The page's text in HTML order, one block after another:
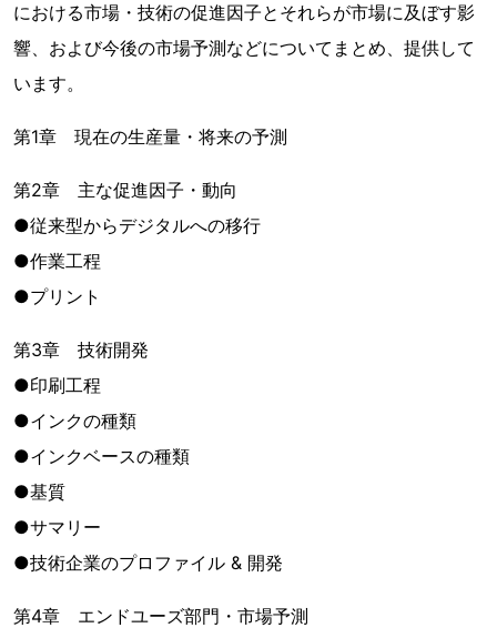
における市場・技術の促進因子とそれらが市場に及ぼす影
響、および今後の市場予測などについてまとめ、提供して
います。
第1章 現在の生産量・将来の予測
第2章 主な促進因子・動向
●従来型からデジタルへの移行
●作業工程
●プリント
第3章 技術開発
●印刷工程
●インクの種類
●インクベースの種類
●基質
●サマリー
●技術企業のプロファイル & 開発
第4章 エンドユーズ部門・市場予測